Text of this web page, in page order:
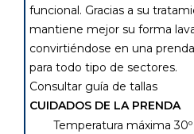
funcional. Gracias a su
mantiene mejor su forma
convirtiéndose en una
para todo tipo de sectores.
Consultar guía de tallas
CUIDADOS DE LA PRENDA
Temperatura máxima 30º